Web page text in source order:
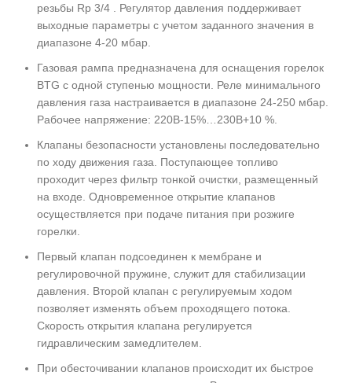
резьбы Rp 3/4 . Регулятор давления поддерживает
выходные параметры с учетом заданного значения в
диапазоне 4-20 мбар.
Газовая рампа предназначена для оснащения горелок
BTG с одной ступенью мощности. Реле минимального
давления газа настраивается в диапазоне 24-250 мбар.
Рабочее напряжение: 220В-15%…230В+10 %.
Клапаны безопасности установлены последовательно
по ходу движения газа. Поступающее топливо
проходит через фильтр тонкой очистки, размещенный
на входе. Одновременное открытие клапанов
осуществляется при подаче питания при розжиге
горелки.
Первый клапан подсоединен к мембране и
регулировочной пружине, служит для стабилизации
давления. Второй клапан с регулируемым ходом
позволяет изменять объем проходящего потока.
Скорость открытия клапана регулируется
гидравлическим замедлителем.
При обесточивании клапанов происходит их быстрое